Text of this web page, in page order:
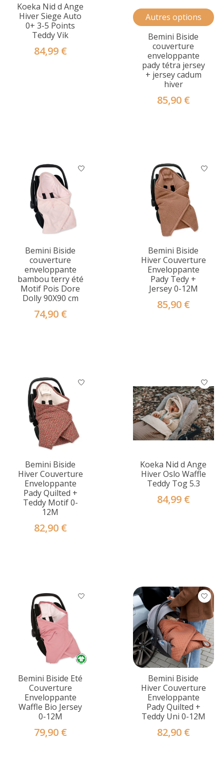
Koeka Nid d Ange
Hiver Siege Auto
0+ 3-5 Points
Teddy Vik
84,99 €
Autres options
Bemini Biside
couverture
enveloppante
pady tétra jersey
+ jersey cadum
hiver
85,90 €
Bemini Biside
couverture
enveloppante
bambou terry été
Motif Pois Dore
Dolly 90X90 cm
74,90 €
Bemini Biside
Hiver Couverture
Enveloppante
Pady Tedy +
Jersey 0-12M
85,90 €
Bemini Biside
Hiver Couverture
Enveloppante
Pady Quilted +
Teddy Motif 0-
12M
82,90 €
Koeka Nid d Ange
Hiver Oslo Waffle
Teddy Tog 5.3
84,99 €
Bemini Biside Eté
Couverture
Enveloppante
Waffle Bio Jersey
0-12M
79,90 €
Bemini Biside
Hiver Couverture
Enveloppante
Pady Quilted +
Teddy Uni 0-12M
82,90 €